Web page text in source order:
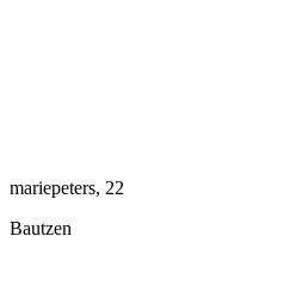
mariepeters, 22
Bautzen